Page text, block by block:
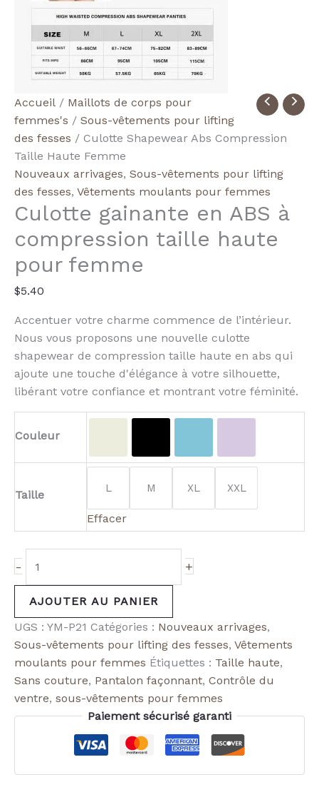
Accueil / Maillots de corps pour
femmes's / Sous-vêtements pour lifting
des fesses / Culotte Shapewear Abs Compression
Taille Haute Femme
Nouveaux arrivages, Sous-vêtements pour lifting
des fesses, Vêtements moulants pour femmes
Culotte gainante en ABS à
compression taille haute
pour femme
$5.40
Accentuer votre charme commence de l’intérieur.
Nous vous proposons une nouvelle culotte
shapewear de compression taille haute en abs qui
ajoute une touche d'élégance à votre silhouette,
libérant votre confiance et montrant votre féminité.
Couleur
Taille
L M XL XXL
Effacer
-
quantité
de
Women's
High
Waisted
Compression
Abs
Panties
+
AJOUTER AU PANIER
UGS : YM-P21 Catégories : Nouveaux arrivages,
Sous-vêtements pour lifting des fesses, Vêtements
moulants pour femmes Étiquettes : Taille haute,
Sans couture, Pantalon façonnant, Contrôle du
ventre, sous-vêtements pour femmes
Paiement sécurisé garanti